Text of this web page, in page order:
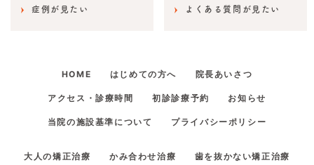
症例が見たい よくある質問が見たい
HOME はじめての方へ 院長あいさつ
アクセス・診療時間 初診診療予約 お知らせ
当院の施設基準について プライバシーポリシー
大人の矯正治療 かみ合わせ治療 歯を抜かない矯正治療